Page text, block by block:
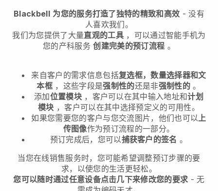
Blackbell 为您的服务打造了独特的精致和高效 - 没有
人喜欢我们。
我们为您提供了大量直观的工具，可以通过智能手机为
您的产科服务 创建完美的预订流程 。
来自客户的需求信息包括复选框，数量选择器和文
本框 ，这些字段是强制性的还是非强制性的。
添加位置模块，客户可以在其中输入地址和计划
模块 ，客户可以在其中选择预定义的可用性。
如果您需要您的客户与您交流图片，他们也可以 上
传图像作为预订流程的一部分。
预订完成后，您可以捕获客户的签名 。
当您在线销售服务时，您可能希望调整预订步骤的要
求，以使您的生活更轻松。
您可以随时通过任意设备点击几下来修改您的要求 - 无